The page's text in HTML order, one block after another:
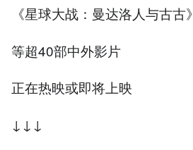
《星球大战：曼达洛人与古古》
等超40部中外影片
正在热映或即将上映
↓↓↓